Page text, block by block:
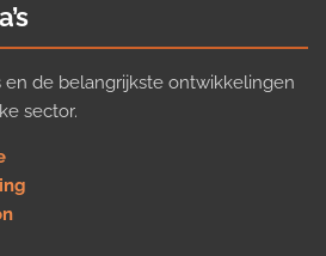
de belangrijkste ontwikkelingen
sector.